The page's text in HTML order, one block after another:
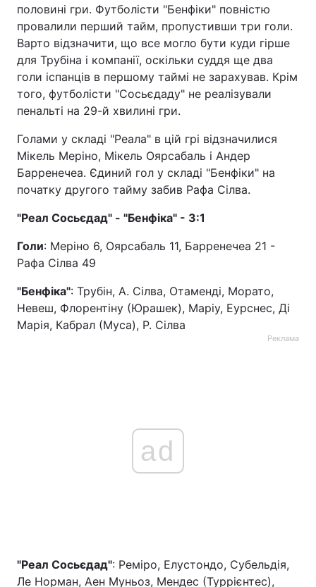
половині гри. Футболісти "Бенфіки" повністю
провалили перший тайм, пропустивши три голи.
Варто відзначити, що все могло бути куди гірше
для Трубіна і компанії, оскільки суддя ще два
голи іспанців в першому таймі не зарахував. Крім
того, футболісти "Сосьєдаду" не реалізували
пенальті на 29-й хвилині гри.
Голами у складі "Реала" в цій грі відзначилися
Мікель Меріно, Мікель Оярсабаль і Андер
Барренечеа. Єдиний гол у складі "Бенфіки" на
початку другого тайму забив Рафа Сілва.
"Реал Сосьєдад" - "Бенфіка" - 3:1
Голи: Меріно 6, Оярсабаль 11, Барренечеа 21 -
Рафа Сілва 49
"Бенфіка": Трубін, А. Сілва, Отаменді, Морато,
Невеш, Флорентіну (Юрашек), Маріу, Еурснес, Ді
Марія, Кабрал (Муса), Р. Сілва
Реклама
ad
"Реал Сосьєдад": Реміро, Елустондо, Субельдія,
Ле Норман, Аен Муньоз, Мендес (Туррієнтес),